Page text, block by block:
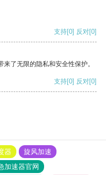
支持[0] 反对[0]
了无限的隐私和安全性保护。
支持[0] 反对[0]
器
旋风加速
加速器官网